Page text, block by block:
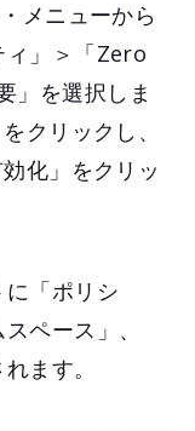
メニューから
ィ」＞「Zero
を選択しま
クリックし、
化」をクリッ
「ポリシ
ペース」、
ます。